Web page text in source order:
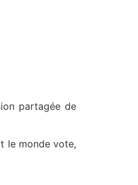
partagée de
le monde vote,